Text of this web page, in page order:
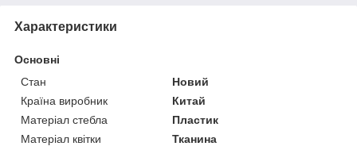
Характеристики
Основні
Стан
Новий
Країна виробник
Китай
Матеріал стебла
Пластик
Матеріал квітки
Тканина